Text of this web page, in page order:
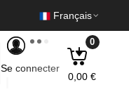
Français
Se connecter
0
0,00 €